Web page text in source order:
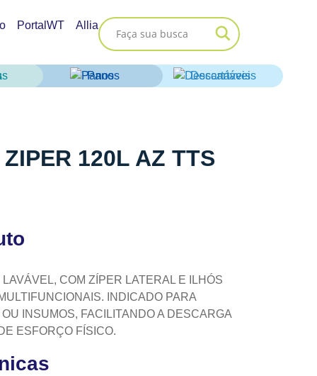
PortalWT Allia
Panos Descartáveis
120L AZ TTS
COM ZÍPER LATERAL E ILHÓS
INDICADO PARA
INSUMOS, FACILITANDO A DESCARGA
ESFORÇO FÍSICO.